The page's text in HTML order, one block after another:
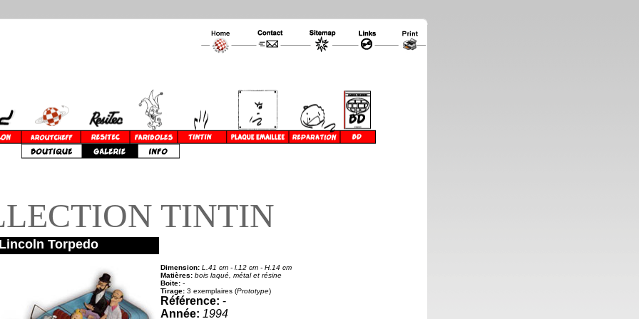
TINTIN
Torpedo
Dimension: L.41 cm - l.12 cm - H.14 cm
Matières: bois laqué, métal et résine
Boite: -
Tirage: 3 exemplaires (Prototype)
Référence: -
Année: 1994